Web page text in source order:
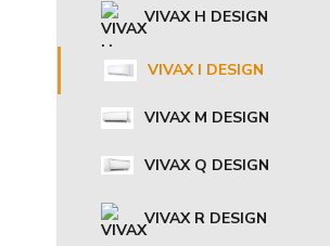
VIVAX H DESIGN
VIVAX I DESIGN
VIVAX M DESIGN
VIVAX Q DESIGN
VIVAX R DESIGN